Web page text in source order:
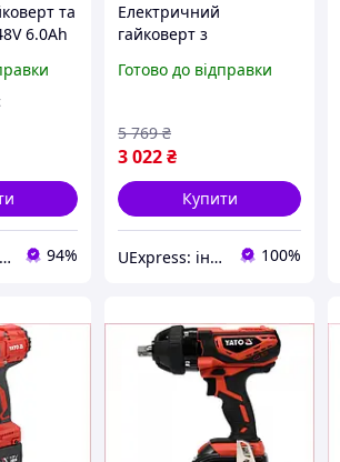
та
6.0Ah
набір
Home-story market 94%
Електричний
гайковерт з
моментом, Ударний
Компактний потужний
BI-31
Готово до відправки
3 022₴
5 769 ₴
Купити
UExpress: інтернет-магазин 100%